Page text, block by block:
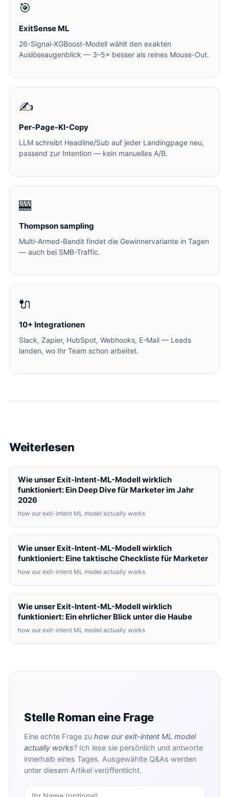
🎯
ExitSense ML
26-Signal-XGBoost-Modell wählt den exakten
Auslöseaugenblick — 3–5× besser als reines Mouse-Out.
✍️
Per-Page-KI-Copy
LLM schreibt Headline/Sub auf jeder Landingpage neu,
passend zur Intention — kein manuelles A/B.
🎰
Thompson sampling
Multi-Armed-Bandit findet die Gewinnervariante in Tagen
— auch bei SMB-Traffic.
🔌
10+ Integrationen
Slack, Zapier, HubSpot, Webhooks, E-Mail — Leads
landen, wo Ihr Team schon arbeitet.
Weiterlesen
Wie unser Exit-Intent-ML-Modell wirklich
funktioniert: Ein Deep Dive für Marketer im Jahr
2026
how our exit-intent ML model actually works
Wie unser Exit-Intent-ML-Modell wirklich
funktioniert: Eine taktische Checkliste für Marketer
how our exit-intent ML model actually works
Wie unser Exit-Intent-ML-Modell wirklich
funktioniert: Ein ehrlicher Blick unter die Haube
how our exit-intent ML model actually works
Stelle Roman eine Frage
Eine echte Frage zu how our exit-intent ML model
actually works? Ich lese sie persönlich und antworte
innerhalb eines Tages. Ausgewählte Q&As werden
unter diesem Artikel veröffentlicht.